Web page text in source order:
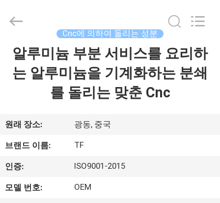
집
우
리
에
2021
Tuofa
Technology
Rights
Cnc에 의하여 돌리는 성분
알루미늄 부분 서비스를 요리하
는 알루미늄을 기계화하는 분쇄
를 돌리는 맞춘 Cnc
원래 장소: 광동, 중국
브랜드 이름: TF
인증: ISO9001-2015
모델 번호: OEM